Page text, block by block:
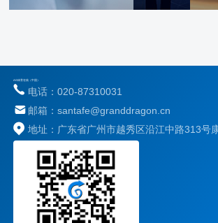
AG体育在线（中国）
电话：020-87310031
邮箱：santafe@granddragon.cn
地址：广东省广州市越秀区沿江中路313号